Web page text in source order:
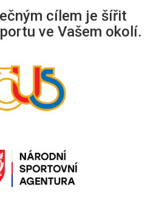
cílem je šířit
ve Vašem okolí.